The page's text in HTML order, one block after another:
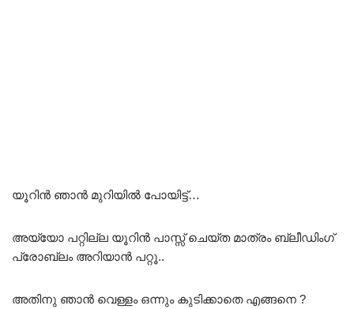
യൂറിൻ ഞാൻ മുറിയിൽ പോയിട്ട്…
അയ്യോ പറ്റില്ല യൂറിൻ പാസ്സ് ചെയ്ത മാത്രം ബ്ലീഡിംഗ്
പ്രോബ്ലം അറിയാൻ പറ്റൂ..
അതിനു ഞാൻ വെള്ളം ഒന്നും കുടിക്കാതെ എങ്ങനെ ?